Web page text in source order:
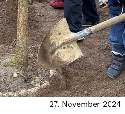
27. November 2024